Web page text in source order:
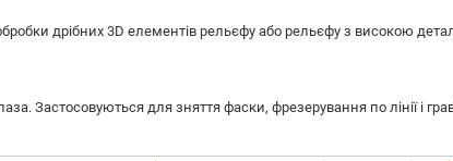
дрібних 3D елементів рельєфу або рельєфу з високою
Застосовуються для зняття фаски, фрезерування по лінії і